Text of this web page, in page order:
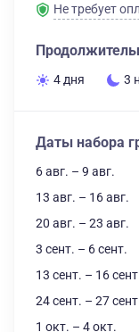
Не требует
4 дня 3
Даты набора
6 авг. – 9 авг.
13 авг. – 16 авг.
20 авг. – 23 авг.
3 сент. – 6 сент.
13 сент. – 16
24 сент. – 27
1 окт. – 4 окт.